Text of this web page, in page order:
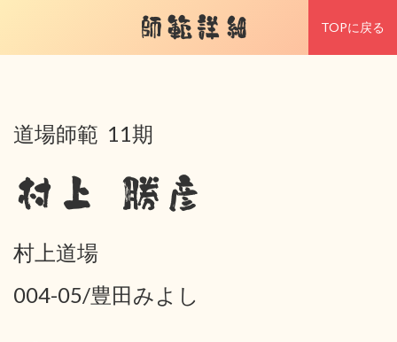
師範詳細 TOPに戻る
道場師範 11期
村上 勝彦
村上道場
004-05/豊田みよし